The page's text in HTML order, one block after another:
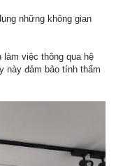
những không gian
việc thông qua hệ
này đảm bảo tính thẩm